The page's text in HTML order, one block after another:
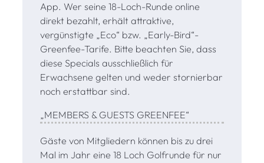
App. Wer seine 18-Loch-Runde online
direkt bezahlt, erhält attraktive,
vergünstigte „Eco“ bzw. „Early-Bird“-
Greenfee-Tarife. Bitte beachten Sie, dass
diese Specials ausschließlich für
Erwachsene gelten und weder stornierbar
noch erstattbar sind.
„MEMBERS & GUESTS GREENFEE“
Gäste von Mitgliedern können bis zu drei
Mal im Jahr eine 18 Loch Golfrunde für nur